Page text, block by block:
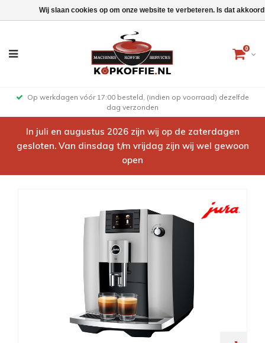
0
Op werkdagen vóór 17:00 besteld, (indien op voorraad) dezelfde
dag verzonden
In juli en augustus 2026 zijn wij op de zaterdagen
gesloten. Van dinsdag t/m vrijdag zijn wij wel gewoon
open
Wij slaan cookies op om onze website te verbeteren. Is dat